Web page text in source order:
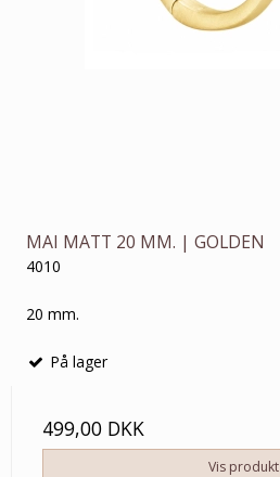
MAI MATT 20 MM. | GOLDEN
4010
20 mm.
På lager
499,00 DKK
Vis produkt